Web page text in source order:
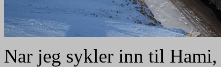
Nar jeg sykler inn til Hami,